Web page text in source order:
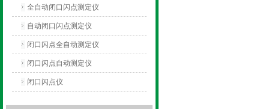
全自动闭口闪点测定仪
自动闭口闪点测定仪
闭口闪点全自动测定仪
闭口闪点自动测定仪
闭口闪点仪